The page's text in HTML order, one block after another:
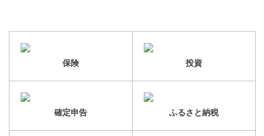
保険 投資
確定申告 ふるさと納税